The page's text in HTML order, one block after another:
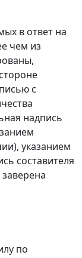
в ответ на
чем из
с
надпись
указанием
составителя
по